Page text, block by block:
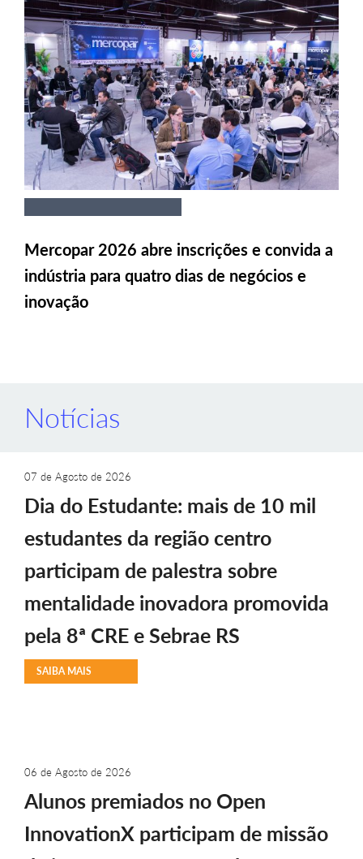
Mercopar 2026 abre inscrições e convida a
indústria para quatro dias de negócios e
inovação
Notícias
07 de Agosto de 2026
Dia do Estudante: mais de 10 mil
estudantes da região centro
participam de palestra sobre
mentalidade inovadora promovida
pela 8ª CRE e Sebrae RS
SAIBA MAIS
06 de Agosto de 2026
Alunos premiados no Open
InnovationX participam de missão